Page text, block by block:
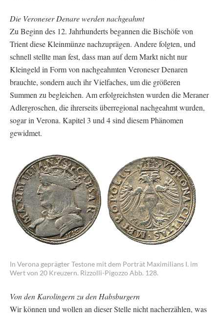
Die Veroneser Denare werden nachgeahmt
Zu Beginn des 12. Jahrhunderts begannen die Bischöfe von
Trient diese Kleinmünze nachzuprägen. Andere folgten, und
schnell stellte man fest, dass man auf dem Markt nicht nur
Kleingeld in Form von nachgeahmten Veroneser Denaren
brauchte, sondern auch ihr Vielfaches, um die größeren
Summen zu begleichen. Am erfolgreichsten wurden die Meraner
Adlergroschen, die ihrerseits überregional nachgeahmt wurden,
sogar in Verona. Kapitel 3 und 4 sind diesem Phänomen
gewidmet.
In Verona geprägter Testone mit dem Porträt Maximilians I. im
Wert von 20 Kreuzern. Rizzolli-Pigozzo Abb. 128.
Von den Karolingern zu den Habsburgern
Wir können und wollen an dieser Stelle nicht nacherzählen, was